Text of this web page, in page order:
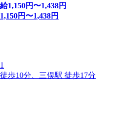
1,150円〜1,438円
1,150円〜1,438円
歩10分、三俣駅 徒歩17分